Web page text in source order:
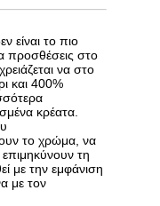
είναι το πιο
προσθέσεις στο
να στο
και 400%
κρέατα.
το χρώμα, να
τη
με την εμφάνιση
με τον